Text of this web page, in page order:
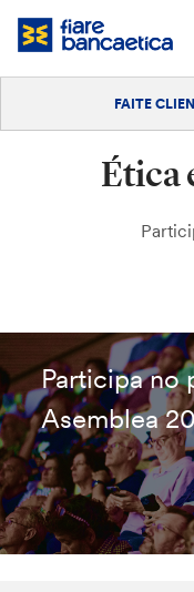
Saltar
Faite clienta/e
FAITE
Ética
Participa no
Asemblea